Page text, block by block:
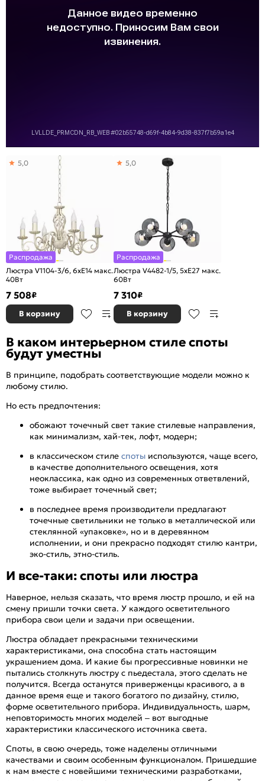
Распродажа
Люстра V1104-3/6, 6хE14 макс.
40Вт
5,0
7 508₽
В корзину
Распродажа
Люстра V4482-1/5, 5хE27 макс.
60Вт
5,0
7 310₽
В корзину
В каком интерьерном стиле споты
будут уместны
В принципе, подобрать соответствующие модели можно к
любому стилю.
Но есть предпочтения:
обожают точечный свет такие стилевые направления,
как минимализм, хай-тек, лофт, модерн;
в классическом стиле споты используются, чаще всего,
в качестве дополнительного освещения, хотя
неоклассика, как одно из современных ответвлений,
тоже выбирает точечный свет;
в последнее время производители предлагают
точечные светильники не только в металлической или
стеклянной «упаковке», но и в деревянном
исполнении, и они прекрасно подходят стилю кантри,
эко-стиль, этно-стиль.
И все-таки: споты или люстра
Наверное, нельзя сказать, что время люстр прошло, и ей на
смену пришли точки света. У каждого осветительного
прибора свои цели и задачи при освещении.
Люстра обладает прекрасными техническими
характеристиками, она способна стать настоящим
украшением дома. И какие бы прогрессивные новинки не
пытались столкнуть люстру с пьедестала, этого сделать не
получится. Всегда останутся приверженцы красивого, а в
данное время еще и такого богатого по дизайну, стилю,
форме осветительного прибора. Индивидуальность, шарм,
неповторимость многих моделей – вот выгодные
характеристики классического источника света.
Споты, в свою очередь, тоже наделены отличными
качествами и своим особенным функционалом. Пришедшие
к нам вместе с новейшими техническими разработками,